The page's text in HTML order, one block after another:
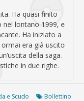
Ha quasi finito
nel lontano 1999, e
Ha iniziato a
era già uscito
della saga.
in due righe.
e Scudo
Bollettino